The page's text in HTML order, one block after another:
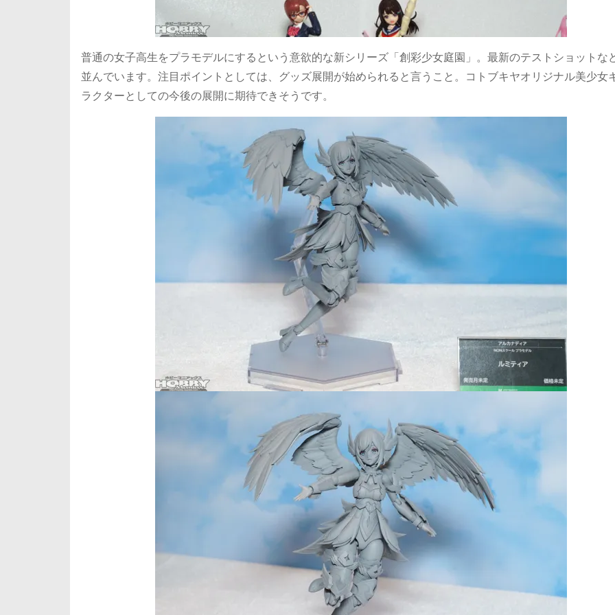
普通の女子高生をプラモデルにするという意欲的な新シリーズ「創彩少女庭園」。最新のテストショットな
並んでいます。注目ポイントとしては、グッズ展開が始められると言うこと。コトブキヤオリジナル美少女
ラクターとしての今後の展開に期待できそうです。